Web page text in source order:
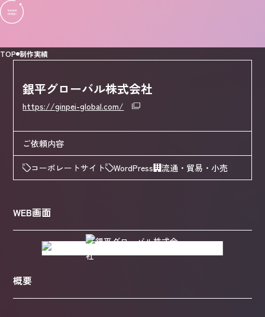
TOP 制作実績
銀平グローバル株式会社
https://ginpei-global.com/
ご依頼内容
コーポレートサイト WordPress 流通・貿易・小売
WEB画面
概要